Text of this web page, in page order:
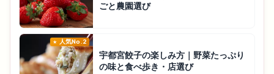
ごと農園選び
人気No.2
宇都宮餃子の楽しみ方｜野菜たっぷり
の味と食べ歩き・店選び